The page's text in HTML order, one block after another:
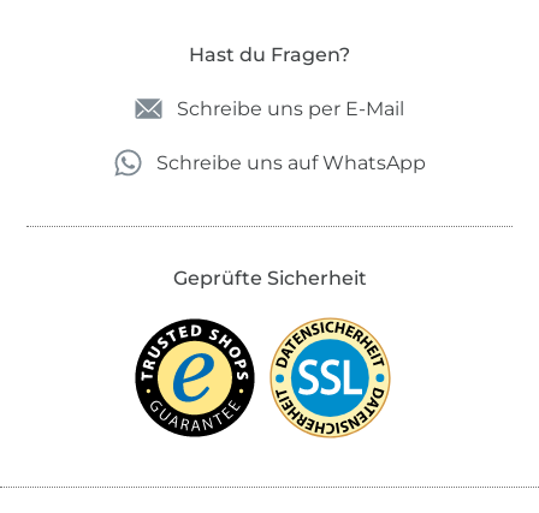
Hast du Fragen?
Schreibe uns per E-Mail
Schreibe uns auf WhatsApp
Geprüfte Sicherheit